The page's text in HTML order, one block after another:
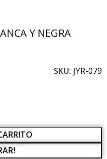
Y NEGRA
SKU: JYR-079